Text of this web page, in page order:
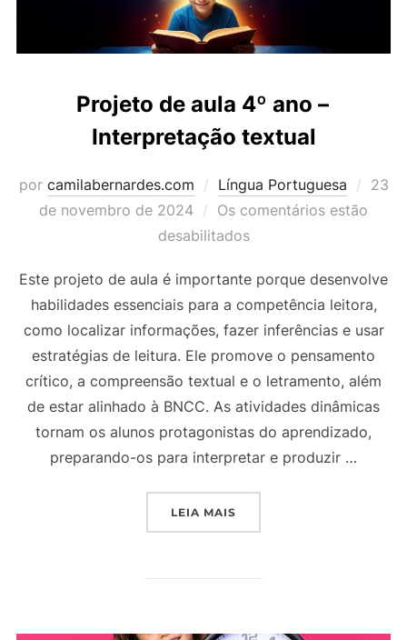
Projeto de aula 4º ano –
Interpretação textual
por camilabernardes.com Língua Portuguesa
23
de novembro de 2024
Os comentários estão
desabilitados
Este projeto de aula é importante porque desenvolve
habilidades essenciais para a competência leitora,
como localizar informações, fazer inferências e usar
estratégias de leitura. Ele promove o pensamento
crítico, a compreensão textual e o letramento, além
de estar alinhado à BNCC. As atividades dinâmicas
tornam os alunos protagonistas do aprendizado,
preparando-os para interpretar e produzir …
LEIA MAIS